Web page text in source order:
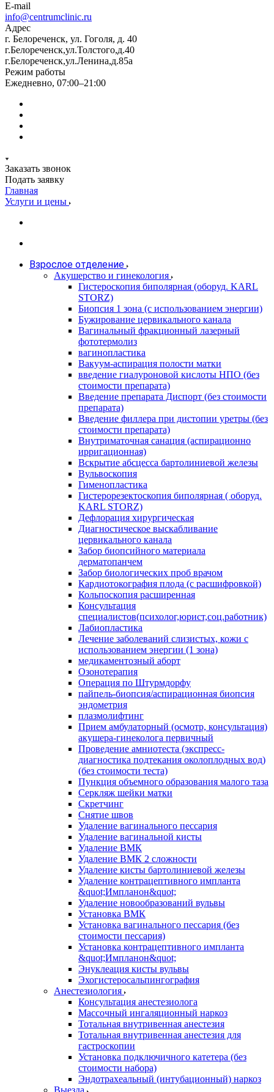
E-mail
info@centrumclinic.ru
Адрес
г. Белореченск, ул. Гоголя, д. 40
г.Белореченск,ул.Толстого,д.40
г.Белореченск,ул.Ленина,д.85а
Режим работы
Ежедневно, 07:00–21:00
Заказать звонок
Подать заявку
Главная
Услуги и цены
Взрослое отделение
Акушерство и гинекология
Гистероскопия биполярная (оборуд. KARL
STORZ)
Биопсия 1 зона (с использованием энергии)
Бужирование цервикального канала
Вагинальный фракционный лазерный
фототермолиз
вагинопластика
Вакуум-аспирация полости матки
введение гиалуроновой кислоты НПО (без
стоимости препарата)
Введение препарата Диспорт (без стоимости
препарата)
Введение филлера при дистопии уретры (без
стоимости препарата)
Внутриматочная санация (аспирационно
ирригационная)
Вскрытие абсцесса бартолиниевой железы
Вульвоскопия
Гименопластика
Гистерорезектоскопия биполярная ( оборуд.
KARL STORZ)
Дефлорация хирургическая
Диагностическое выскабливание
цервикального канала
Забор биопсийного материала
дерматопанчем
Забор биологических проб врачом
Кардиотокография плода (с расшифровкой)
Кольпоскопия расширенная
Консультация
специалистов(психолог,юрист,соц.работник)
Лабиопластика
Лечение заболеваний слизистых, кожи с
использованием энергии (1 зона)
медикаментозный аборт
Озонотерапия
Операция по Штурмдорфу
пайпель-биопсия/аспирационная биопсия
эндометрия
плазмолифтинг
Прием амбулаторный (осмотр, консультация)
акушера-гинеколога первичный
Проведение амниотеста (экспресс-
диагностика подтекания околоплодных вод)
(без стоимости теста)
Пункция объемного образования малого таза
Серкляж шейки матки
Скретчинг
Снятие швов
Удаление вагинального пессария
Удаление вагинальной кисты
Удаление ВМК
Удаление ВМК 2 сложности
Удаление кисты бартолиниевой железы
Удаление контрацептивного импланта
&quot;Импланон&quot;
Удаление новообразований вульвы
Установка ВМК
Установка вагинального пессария (без
стоимости пессария)
Установка контрацептивного импланта
&quot;Импланон&quot;
Энуклеация кисты вульвы
Эхогистеросальпингография
Анестезиология
Консультация анестезиолога
Массочный ингаляционный наркоз
Тотальная внутривенная анестезия
Тотальная внутривенная анестезия для
гастроскопии
Установка подключичного катетера (без
стоимости набора)
Эндотрахеальный (интубационный) наркоз
Выезда